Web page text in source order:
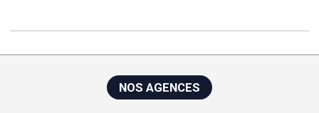
NOS AGENCES